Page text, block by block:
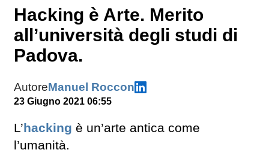
Hacking è Arte. Merito
all’università degli studi di
Padova.
AutoreManuel Roccon
23 Giugno 2021 06:55
L’hacking è un’arte antica come
l’umanità.